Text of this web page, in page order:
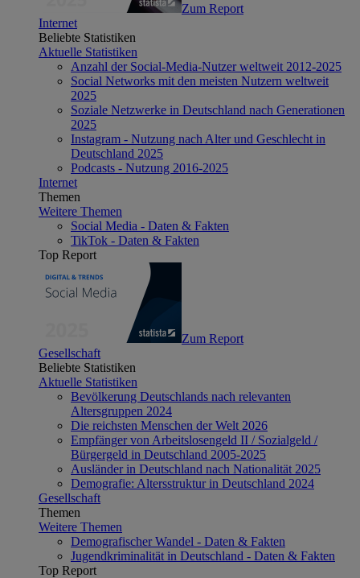
Zum Report
Internet
Beliebte Statistiken
Aktuelle Statistiken
Anzahl der Social-Media-Nutzer weltweit 2012-2025
Social Networks mit den meisten Nutzern weltweit
2025
Soziale Netzwerke in Deutschland nach Generationen
2025
Instagram - Nutzung nach Alter und Geschlecht in
Deutschland 2025
Podcasts - Nutzung 2016-2025
Internet
Themen
Weitere Themen
Social Media - Daten & Fakten
TikTok - Daten & Fakten
Top Report
Zum Report
Gesellschaft
Beliebte Statistiken
Aktuelle Statistiken
Bevölkerung Deutschlands nach relevanten
Altersgruppen 2024
Die reichsten Menschen der Welt 2026
Empfänger von Arbeitslosengeld II / Sozialgeld /
Bürgergeld in Deutschland 2005-2025
Ausländer in Deutschland nach Nationalität 2025
Demografie: Altersstruktur in Deutschland 2024
Gesellschaft
Themen
Weitere Themen
Demografischer Wandel - Daten & Fakten
Jugendkriminalität in Deutschland - Daten & Fakten
Top Report